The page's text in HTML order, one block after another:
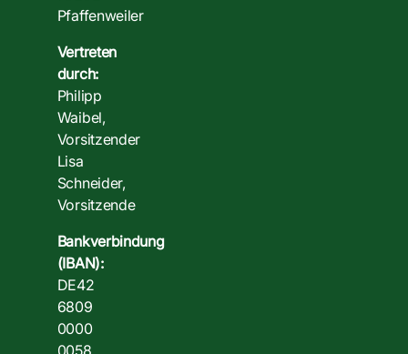
Pfaffenweiler
Vertreten
durch:
Philipp
Waibel,
Vorsitzender
Lisa
Schneider,
Vorsitzende
Bankverbindung
(IBAN):
DE42
6809
0000